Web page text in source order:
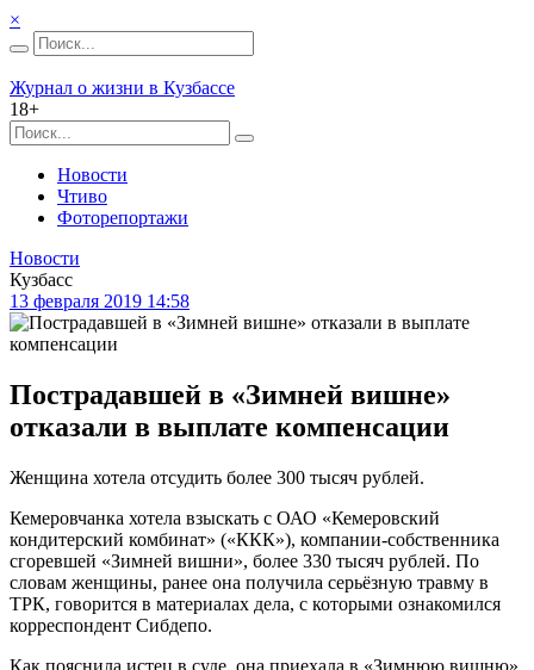
×
Журнал о жизни в Кузбассе
18+
Новости
Чтиво
Фоторепортажи
Новости
Кузбасс
13 февраля 2019 14:58
Пострадавшей в «Зимней вишне»
отказали в выплате компенсации
Женщина хотела отсудить более 300 тысяч рублей.
Кемеровчанка хотела взыскать с ОАО «Кемеровский
кондитерский комбинат» («ККК»), компании-собственника
сгоревшей «Зимней вишни», более 330 тысяч рублей. По
словам женщины, ранее она получила серьёзную травму в
ТРК, говорится в материалах дела, с которыми ознакомился
корреспондент Сибдепо.
Как пояснила истец в суде, она приехала в «Зимнюю вишню»